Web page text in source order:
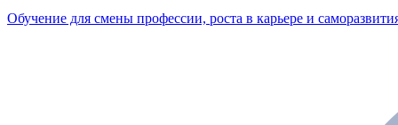
Обучение для смены профессии, роста в карьере и